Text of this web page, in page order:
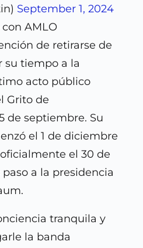
September 1, 2024
AMLO
de retirarse de
su tiempo a la
acto público
Grito de
de septiembre. Su
el 1 de diciembre
el 30 de
a la presidencia
tranquila y
la banda